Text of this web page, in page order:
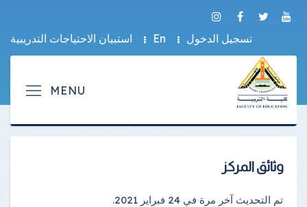
تسجيل الدخول En استبيان الاحتياجات التدريبية
وثائق المركز
تم التحديث آخر مرة في 24 فبراير 2021 .